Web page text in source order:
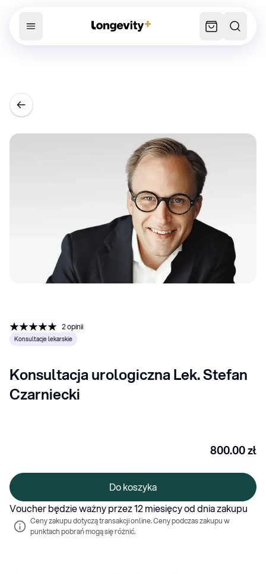
2opinii
Konsultacje lekarskie
Konsultacja urologiczna Lek. Stefan
Czarniecki
800.00zł
Do koszyka
Voucher będzie ważny przez 12 miesięcy od dnia zakupu
Ceny zakupu dotyczą transakcji online. Ceny podczas zakupu w
punktach pobrań mogą się różnić.